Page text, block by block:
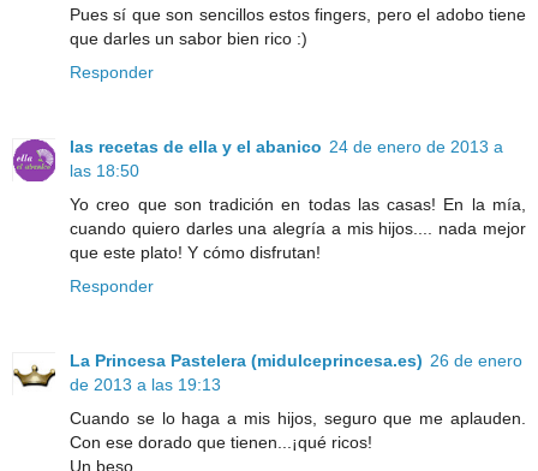
Pues sí que son sencillos estos fingers, pero el adobo tiene
que darles un sabor bien rico :)
Responder
las recetas de ella y el abanico 24 de enero de 2013 a
las 18:50
Yo creo que son tradición en todas las casas! En la mía,
cuando quiero darles una alegría a mis hijos.... nada mejor
que este plato! Y cómo disfrutan!
Responder
La Princesa Pastelera (midulceprincesa.es) 26 de enero
de 2013 a las 19:13
Cuando se lo haga a mis hijos, seguro que me aplauden.
Con ese dorado que tienen...¡qué ricos!
Un beso.